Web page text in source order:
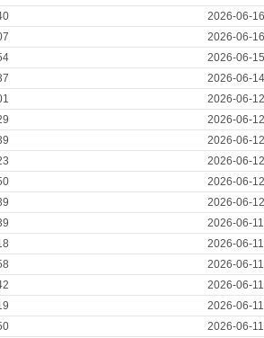
2026-06-
2026-06-
2026-06-
2026-06-
2026-06-
2026-06-
2026-06-
2026-06-
2026-06-
2026-06-
2026-06-
2026-06-
2026-06-
2026-06-
2026-06-
2026-06-